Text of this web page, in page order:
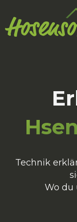
Technik
Wo du